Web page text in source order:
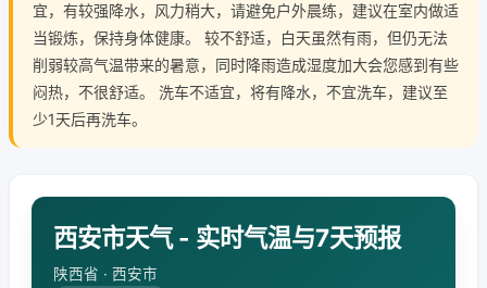
宜，有较强降水，风力稍大，请避免户外晨练，建议在室内做适
当锻炼，保持身体健康。 较不舒适，白天虽然有雨，但仍无法
削弱较高气温带来的暑意，同时降雨造成湿度加大会您感到有些
闷热，不很舒适。 洗车不适宜，将有降水，不宜洗车，建议至
少1天后再洗车。
西安市天气 - 实时气温与7天预报
陕西省 · 西安市